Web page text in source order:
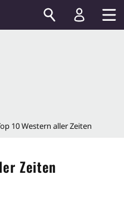
10 Western aller Zeiten
Zeiten